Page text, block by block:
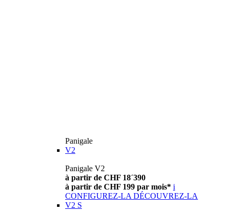
Panigale
V2
Panigale V2
à partir de CHF 18´390
à partir de CHF 199 par mois* i
CONFIGUREZ-LA DÉCOUVREZ-LA
V2 S